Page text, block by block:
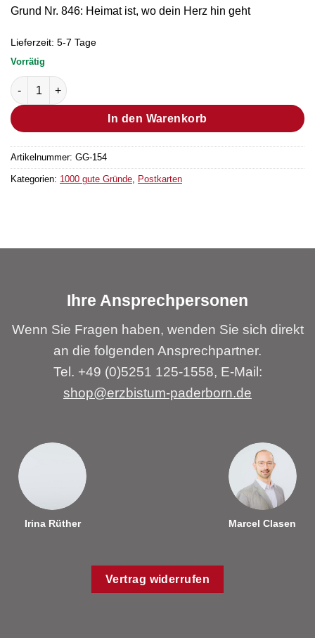
Grund Nr. 846: Heimat ist, wo dein Herz hin geht
Lieferzeit: 5-7 Tage
Vorrätig
Postkarte Grund Nr. 846 (Bestellmenge "1" entsprechen 25
In den Warenkorb
Artikelnummer: GG-154
Kategorien: 1000 gute Gründe, Postkarten
Ihre Ansprechpersonen
Wenn Sie Fragen haben, wenden Sie sich direkt
an die folgenden Ansprechpartner.
Tel. +49 (0)5251 125-1558, E-Mail:
shop@erzbistum-paderborn.de
Irina Rüther Marcel Clasen
Vertrag widerrufen